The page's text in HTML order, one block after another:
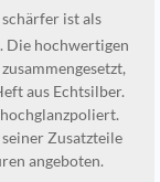
ist als
Die hochwertigen
aus Echtsilber.
Zusatzteile
angeboten.